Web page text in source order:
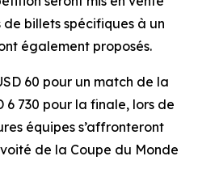
billets spécifiques à un
également proposés.
60 pour un match de la
6 730 pour la finale, lors de
équipes s’affronteront
de la Coupe du Monde